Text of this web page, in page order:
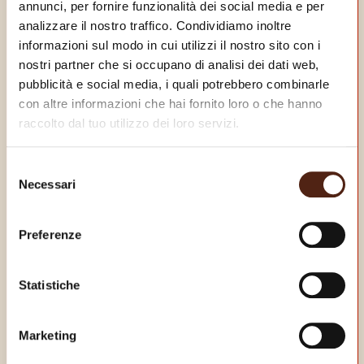
annunci, per fornire funzionalità dei social media e per
analizzare il nostro traffico. Condividiamo inoltre
informazioni sul modo in cui utilizzi il nostro sito con i
nostri partner che si occupano di analisi dei dati web,
pubblicità e social media, i quali potrebbero combinarle
con altre informazioni che hai fornito loro o che hanno
raccolto dal tuo utilizzo dei loro servizi.
delNecessari
Preferenze
Statistiche
Marketing